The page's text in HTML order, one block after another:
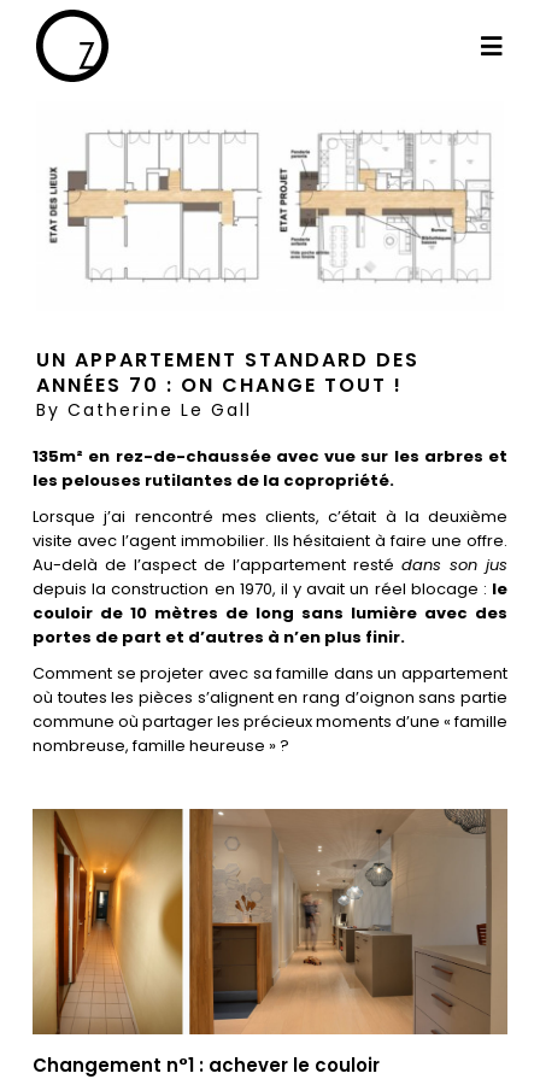
Passer
contenu
Les projets
Le blog
Les témoignages
Les villes
Contact
UN APPARTEMENT STANDARD DES
ANNÉES 70 : ON CHANGE TOUT !
By Catherine Le Gall
135m² en rez-de-chaussée avec vue sur les arbres et
les pelouses rutilantes de la copropriété.
Lorsque j’ai rencontré mes clients, c’était à la deuxième
visite avec l’agent immobilier. Ils hésitaient à faire une offre.
Au-delà de l’aspect de l’appartement resté dans son jus
depuis la construction en 1970, il y avait un réel blocage : le
couloir de 10 mètres de long sans lumière avec des
portes de part et d’autres à n’en plus finir.
Comment se projeter avec sa famille dans un appartement
où toutes les pièces s’alignent en rang d’oignon sans partie
commune où partager les précieux moments d’une « famille
nombreuse, famille heureuse » ?
Changement n°1 : achever le couloir